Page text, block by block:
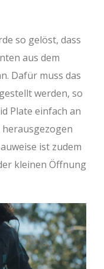
so gelöst, dass
aus dem
Dafür muss das
werden, so
Plate einfach an
ist zudem
kleinen Öffnung